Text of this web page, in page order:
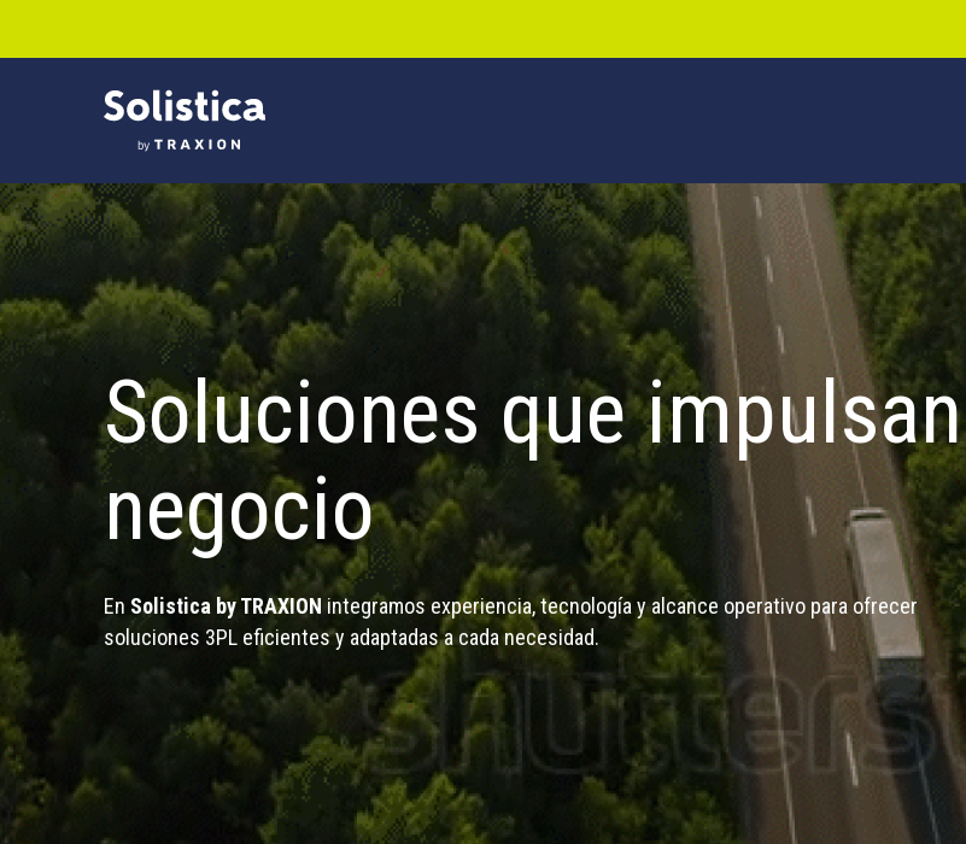
Soluciones que
negocio
En Solistica by TRAXION integramos experiencia, tecnología y alcance operativo para ofrecer
soluciones 3PL eficientes y adaptadas a cada necesidad.